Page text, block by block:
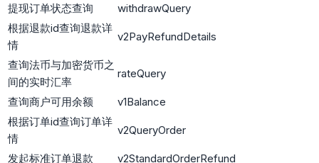
提现订单状态查询
withdrawQuery
根据退款id查询退款详
情
v2PayRefundDetails
查询法币与加密货币之
间的实时汇率
rateQuery
查询商户可用余额
v1Balance
根据订单id查询订单详
情
v2QueryOrder
发起标准订单退款
v2StandardOrderRefund